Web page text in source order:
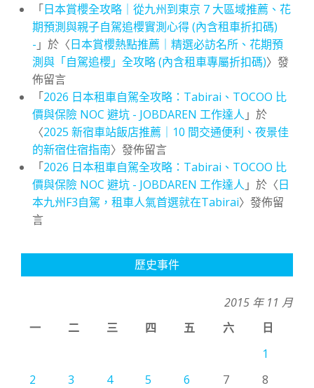
「日本賞櫻全攻略｜從九州到東京 7 大區域推薦、花
期預測與親子自駕追櫻實測心得 (內含租車折扣碼)
- 」於〈日本賞櫻熱點推薦｜精選必訪名所、花期預
測與「自駕追櫻」全攻略 (內含租車專屬折扣碼)〉發
佈留言
「2026 日本租車自駕全攻略：Tabirai、TOCOO 比
價與保險 NOC 避坑 - JOBDAREN 工作達人 」於
〈2025 新宿車站飯店推薦｜10 間交通便利、夜景佳
的新宿住宿指南〉發佈留言
「2026 日本租車自駕全攻略：Tabirai、TOCOO 比
價與保險 NOC 避坑 - JOBDAREN 工作達人 」於〈日
本九州F3自駕，租車人氣首選就在Tabirai〉發佈留
言
歷史事件
2015 年 11 月
一
二 三 四 五 六
日
1
2
3 4 5 6 7
8